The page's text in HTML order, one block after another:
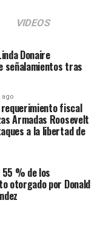
VIDEOS
Donaire
señalamientos tras
ago
fiscal
Armadas Roosevelt
a la libertad de
55 % de los
otorgado por Donald